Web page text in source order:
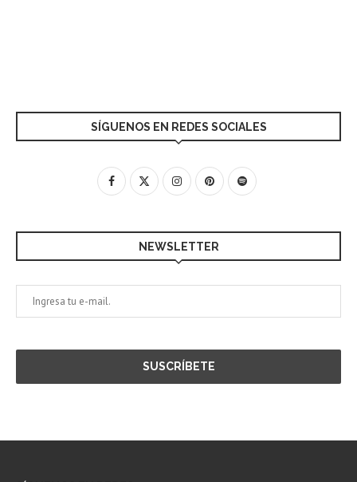
SÍGUENOS EN REDES SOCIALES
NEWSLETTER